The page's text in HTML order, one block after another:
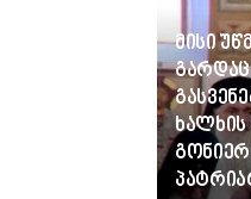
მისი